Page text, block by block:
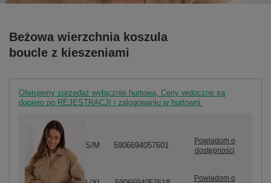
Beżowa wierzchnia koszula
boucle z kieszeniami
Oferujemy sprzedaż wyłącznie hurtową. Ceny widoczne są
dopiero po REJESTRACJI i zalogowaniu w hurtowni.
S/M 5906694057601
Powiadom o
dostępności
Powiadom o